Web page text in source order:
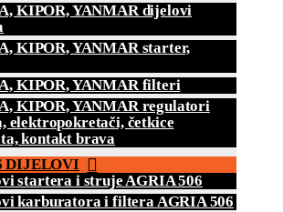
KIPOR, YANMAR dijelovi
KIPOR, YANMAR starter,
KIPOR, YANMAR filteri
KIPOR, YANMAR regulatori
elektropokretači, četkice
kontakt brava
DIJELOVI
startera i struje AGRIA 506
karburatora i filtera AGRIA 506